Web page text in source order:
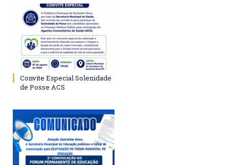
Convite Especial Solenidade
de Posse ACS